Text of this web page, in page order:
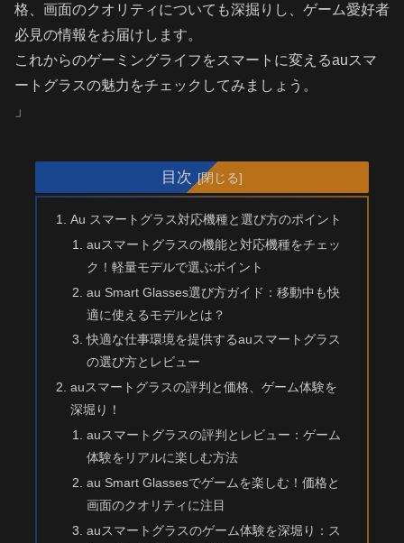
格、画面のクオリティについても深掘りし、ゲーム愛好者
必見の情報をお届けします。
これからのゲーミングライフをスマートに変えるauスマ
ートグラスの魅力をチェックしてみましょう。
」
目次
Au スマートグラス対応機種と選び方のポイント
auスマートグラスの機能と対応機種をチェッ
ク！軽量モデルで選ぶポイント
au Smart Glasses選び方ガイド：移動中も快
適に使えるモデルとは？
快適な仕事環境を提供するauスマートグラス
の選び方とレビュー
auスマートグラスの評判と価格、ゲーム体験を
深堀り！
auスマートグラスの評判とレビュー：ゲーム
体験をリアルに楽しむ方法
au Smart Glassesでゲームを楽しむ！価格と
画面のクオリティに注目
auスマートグラスのゲーム体験を深堀り：ス